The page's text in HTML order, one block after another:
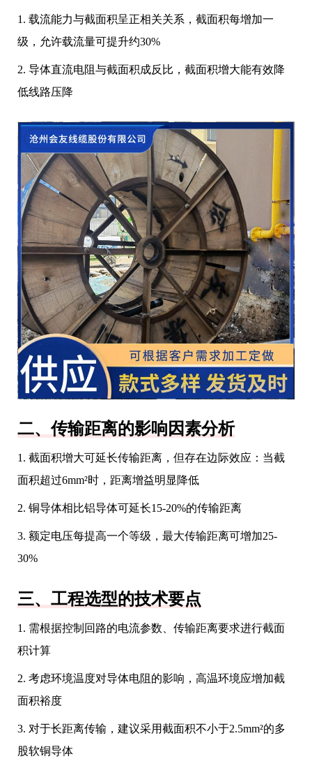
1. 载流能力与截面积呈正相关关系，截面积每增加一
级，允许载流量可提升约30%
2. 导体直流电阻与截面积成反比，截面积增大能有效降
低线路压降
二、传输距离的影响因素分析
1. 截面积增大可延长传输距离，但存在边际效应：当截
面积超过6mm²时，距离增益明显降低
2. 铜导体相比铝导体可延长15-20%的传输距离
3. 额定电压每提高一个等级，最大传输距离可增加25-
30%
三、工程选型的技术要点
1. 需根据控制回路的电流参数、传输距离要求进行截面
积计算
2. 考虑环境温度对导体电阻的影响，高温环境应增加截
面积裕度
3. 对于长距离传输，建议采用截面积不小于2.5mm²的多
股软铜导体